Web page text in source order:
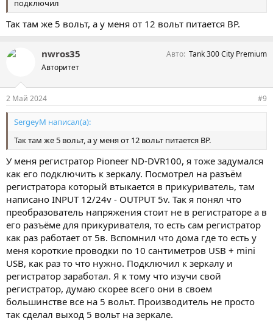
подключил
Так там же 5 вольт, а у меня от 12 вольт питается ВР.
nwros35
Авторитет
Авто Tank 300 City Premium
2 Май 2024 #9
SergeyM написал(а):
Так там же 5 вольт, а у меня от 12 вольт питается ВР.
У меня регистратор Pioneer ND-DVR100, я тоже задумался
как его подключить к зеркалу. Посмотрел на разъём
регистратора который втыкается в прикуриватель, там
написано INPUT 12/24v - OUTPUT 5v. Так я понял что
преобразователь напряжения стоит не в регистраторе а в
его разъёме для прикуривателя, то есть сам регистратор
как раз работает от 5в. Вспомнил что дома где то есть у
меня короткие проводки по 10 сантиметров USB + mini
USB, как раз то что нужно. Подключил к зеркалу и
регистратор заработал. Я к тому что изучи свой
регистратор, думаю скорее всего они в своем
большинстве все на 5 вольт. Производитель не просто
так сделал выход 5 вольт на зеркале.